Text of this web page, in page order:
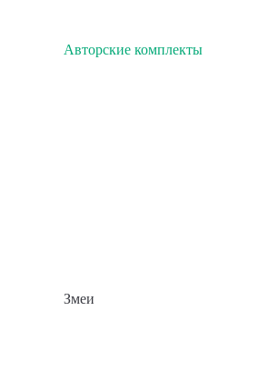
Авторские комплекты
Змеи